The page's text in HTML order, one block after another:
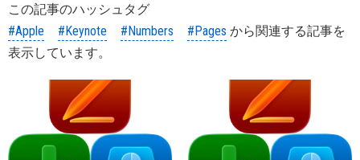
この記事のハッシュタグ
#Apple
#Keynote #Numbers #Pages から関連する記事を
表示しています。